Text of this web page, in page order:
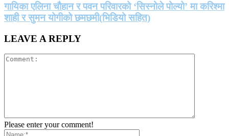
गायिका एलिना चौहान र पवन परिवारको ‘सिस्नोले पोल्यो’ मा करिश्मा
शाही र सुमन योगीको छमछमी(भिडियो सहित)
LEAVE A REPLY
Please enter your comment!